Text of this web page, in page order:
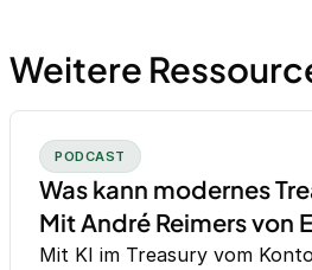
Weitere
PODCAST
Was kann modernes
Mit André Reimers von
Mit KI im Treasury vom